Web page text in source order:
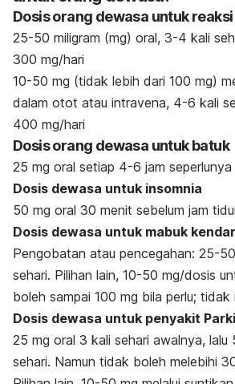
Dosis orang dewasa untuk
25-50 miligram (mg) oral, 3-4 kali
300 mg/hari
10-50 mg (tidak lebih dari 100 mg)
dalam otot atau intravena, 4-6 kali
400 mg/hari
Dosis orang dewasa untuk batuk
25 mg oral setiap 4-6 jam seperlunya
Dosis dewasa untuk insomnia
50 mg oral 30 menit sebelum jam
Dosis dewasa untuk mabuk
Pengobatan atau pencegahan: 25-
sehari. Pilihan lain, 10-50 mg/dosis
boleh sampai 100 mg bila perlu;
Dosis dewasa untuk penyakit
25 mg oral 3 kali sehari awalnya, lalu
sehari. Namun tidak boleh melebihi